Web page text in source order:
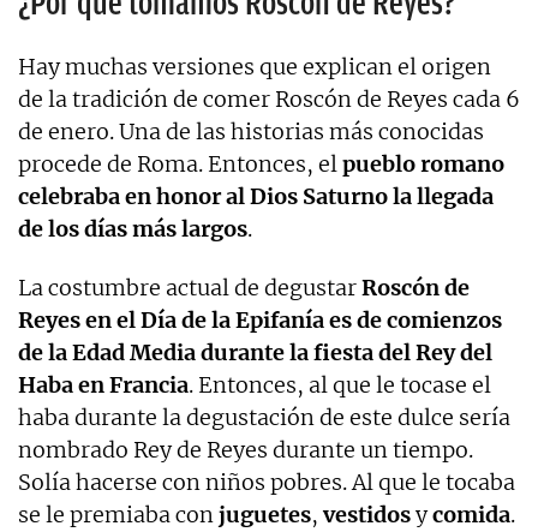
Hay muchas versiones que explican el origen
de la tradición de comer Roscón de Reyes cada 6
de enero. Una de las historias más conocidas
procede de Roma. Entonces, elpueblo romano
celebraba en honor al Dios Saturno la llegada
de los días más largos.
La costumbre actual de degustarRoscón de
Reyes en el Día de la Epifanía es de comienzos
de la Edad Media durante la fiesta del Rey del
Haba en Francia. Entonces, al que le tocase el
haba durante la degustación de este dulce sería
nombrado Rey de Reyes durante un tiempo.
Solía hacerse con niños pobres. Al que le tocaba
se le premiaba conjuguetes,vestidosycomida.